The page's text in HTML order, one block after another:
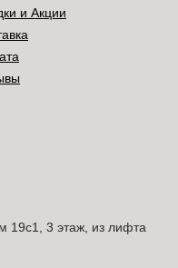
и Акции
19с1, 3 этаж, из лифта